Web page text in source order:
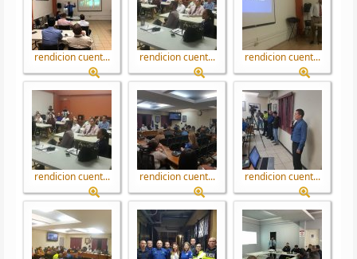
rendicion cuent... rendicion cuent... rendicion cuent...
rendicion cuent... rendicion cuent... rendicion cuent...